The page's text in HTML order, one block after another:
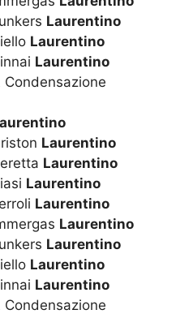
Laurentino
Laurentino
Laurentino
Laurentino
Laurentino
Laurentino
Laurentino
Laurentino
Laurentino
Laurentino
Laurentino